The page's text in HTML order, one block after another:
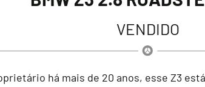
VENDIDO
há mais de 20 anos, esse Z3